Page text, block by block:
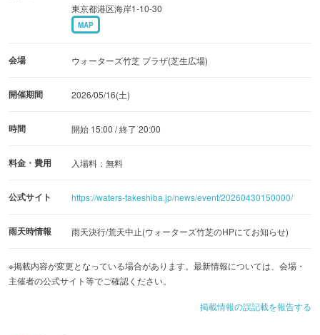
をコンセプトに、工業廃棄物や旅先で集めた資材(ゴミ、廃
棄物)をアップサイクルし、世界にたった一つだけのインス
うに変化させるのか、R領域が作り上げる新たな作品に乞
うご期待！
■アートを自分で体験できるワークショップが盛りだくさ
音楽を聴き、アートを鑑賞するだけでなく、自分でアート
体験ができるワークショップも開催されます。廃材を活用
ィンプルアートワークショップや、レジンやオリジナルの
るワークショップが満載です。竹芝でアート体験を楽しみ
に、足を運んでみてはいかがでしょうか。
東京都港区海岸1-10-30
MAP
会場 ウォーターズ竹芝 プラザ(芝生広場)
開催期間 2026/05/16(土)
時間 開始 15:00 / 終了 20:00
料金・費用 入場料：無料
公式サイト https://waters-takeshiba.jp/news/event/20260430150000/
雨天時情報 雨天決行/荒天中止(ウォーターズ竹芝のHPにてお知らせ)
※掲載内容が変更となっている場合があります。最新情報については、会場・
主催者の公式サイト等でご確認ください。
掲載情報の誤記載を報告する